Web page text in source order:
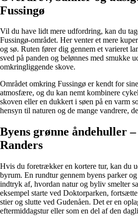
Fussingø
Vil du have lidt mere udfordring, kan du
Fussingø-området. Her venter et mere
og sø. Ruten fører dig gennem et varieret
sved på panden og belønnes med smukke
omkringliggende skove.
Området omkring Fussingø er kendt for
atmosfære, og du kan nemt kombinere
skoven eller en dukkert i søen på en varm
hensyn til naturen og de mange vandrere,
Byens grønne åndehuller
Randers
Hvis du foretrækker en kortere tur, kan du
byrum. En rundtur gennem byens parker
indtryk af, hvordan natur og byliv smelter
eksempel starte ved Doktorparken,
stier og slutte ved Gudenåen. Det er en
eftermiddagstur eller som en del af den